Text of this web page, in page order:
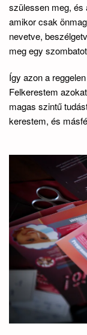
szülessen meg, és
amikor csak
nevetve,
meg egy
Így azon a
Felkerestem
magas szintű
kerestem, és